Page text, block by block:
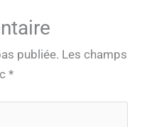
publiée. Les champs
*